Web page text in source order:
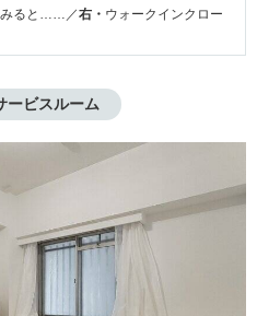
みると……／右・ ウォークインクロー
ービスルーム